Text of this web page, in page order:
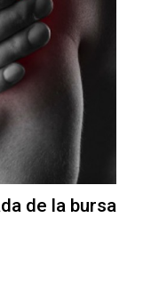
de la bursa